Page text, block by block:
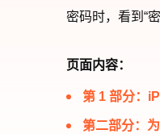
密码时，看到“
页面内容：
第 1 部分：
第二部分：